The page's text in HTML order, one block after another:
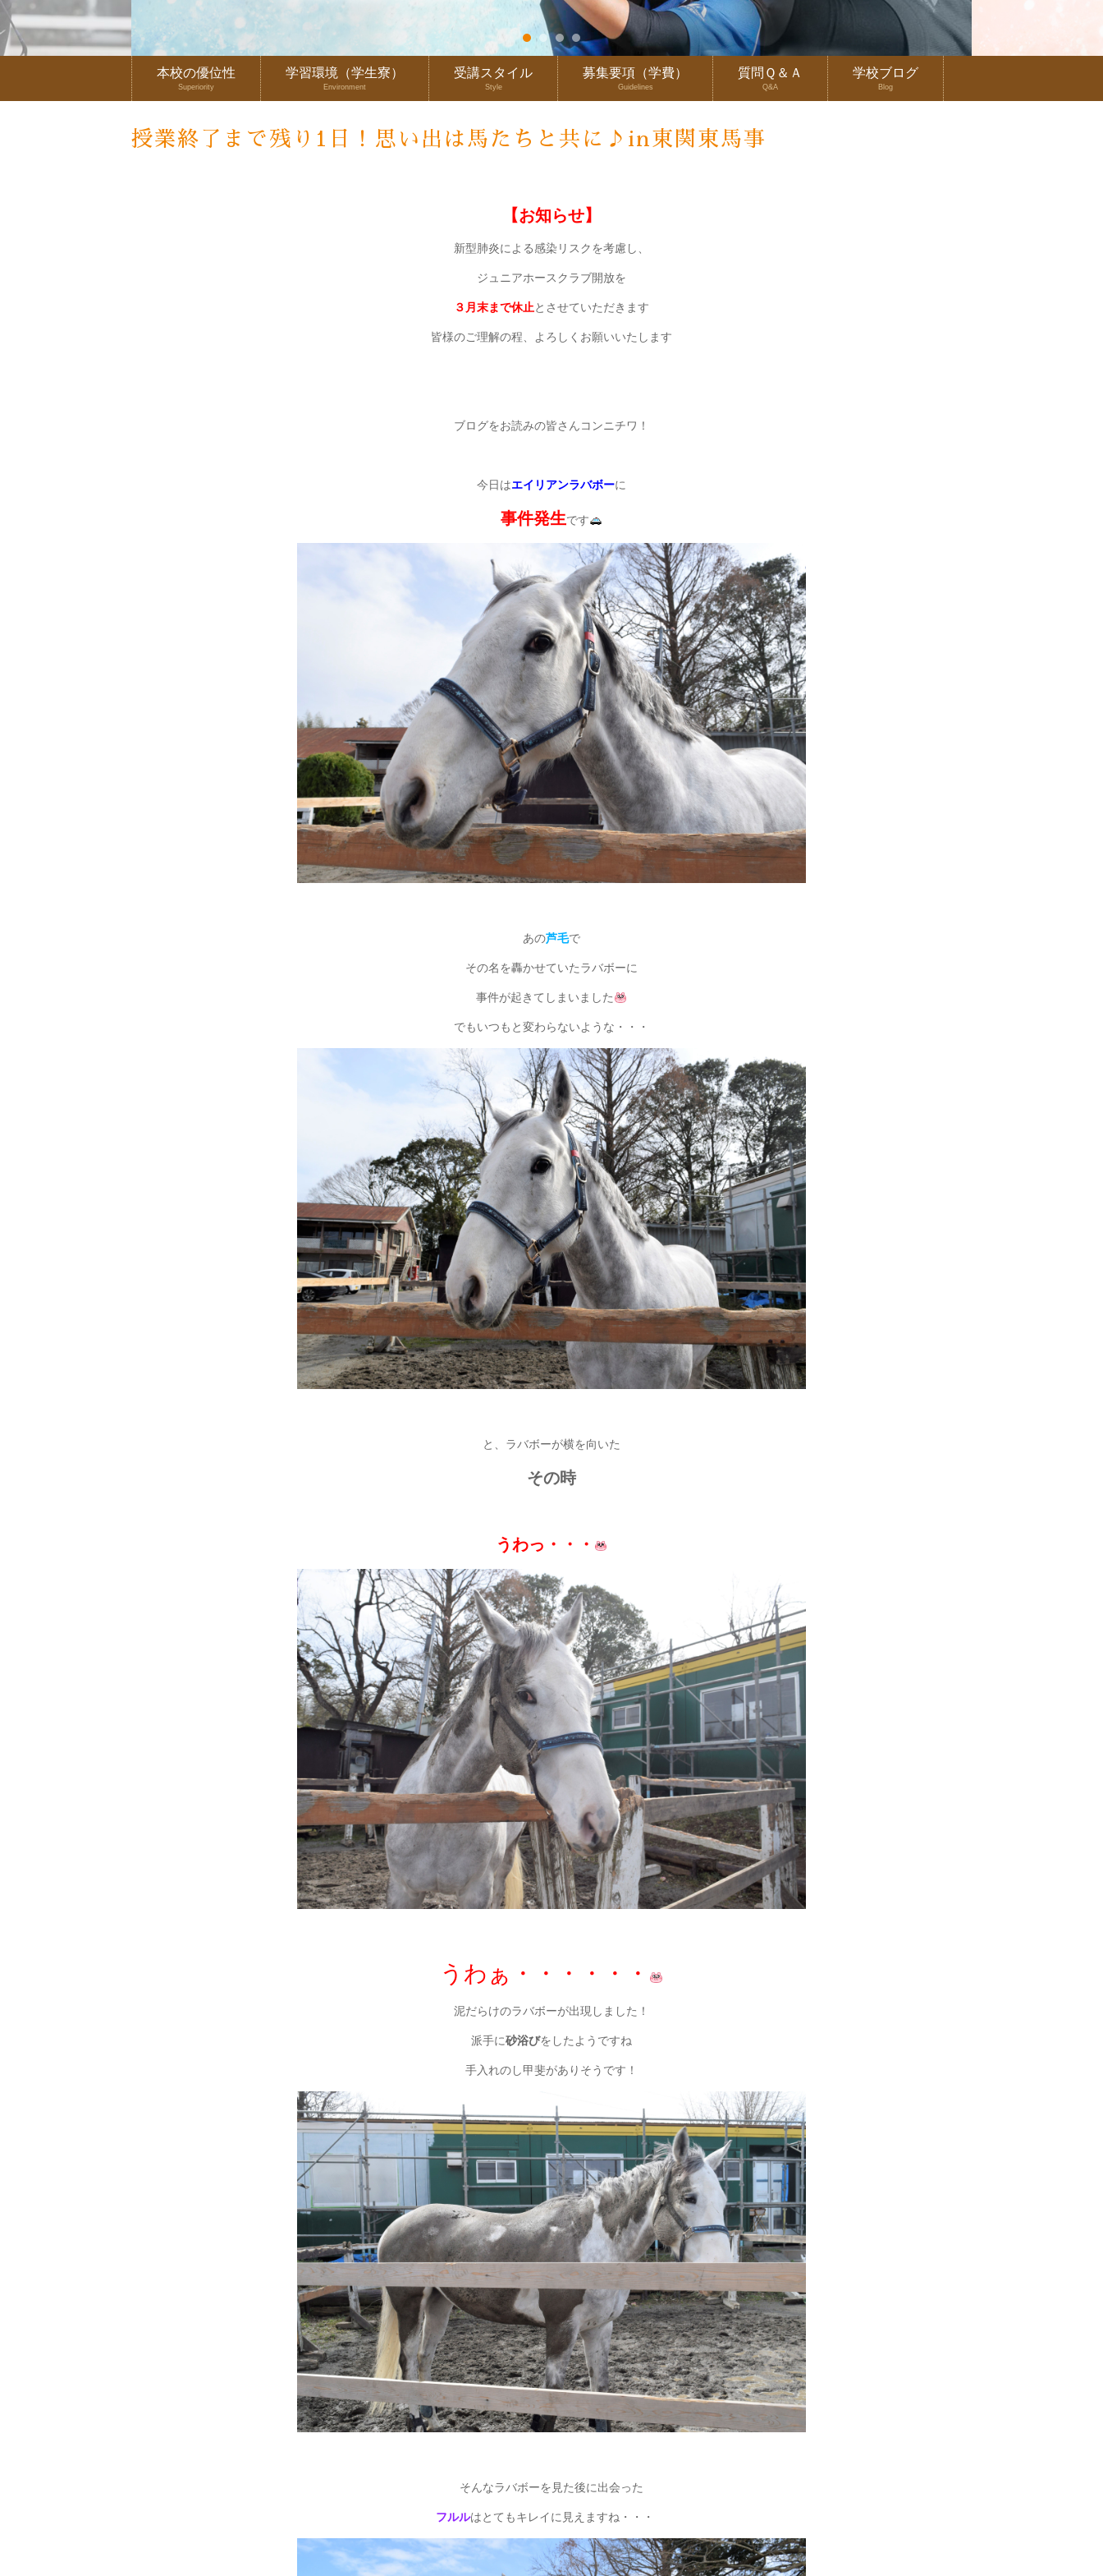
本校の優位性
Superiority
学習環境（学生寮）
Environment
受講スタイル
Style
募集要項（学費）
Guidelines
質問Ｑ＆Ａ
Q&A
学校ブログ
Blog
授業終了まで残り1日！思い出は馬たちと共に♪in東関東馬事
【お知らせ】
新型肺炎による感染リスクを考慮し、
ジュニアホースクラブ開放を
３月末まで休止とさせていただきます
皆様のご理解の程、よろしくお願いいたします
ブログをお読みの皆さんコンニチワ！
今日はエイリアンラバボーに
事件発生です
あの芦毛で
その名を轟かせていたラバボーに
事件が起きてしまいました
でもいつもと変わらないような・・・
と、ラバボーが横を向いた
その時
うわっ・・・
うわぁ・・・・・・
泥だらけのラバボーが出現しました！
派手に砂浴びをしたようですね
手入れのし甲斐がありそうです！
そんなラバボーを見た後に出会った
フルルはとてもキレイに見えますね・・・